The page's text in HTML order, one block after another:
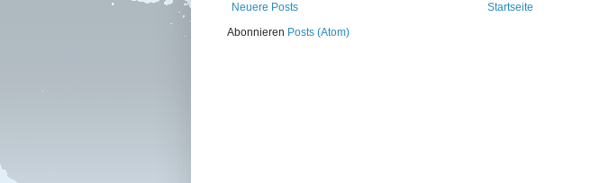
Neuere Posts
Startseite
Abonnieren Posts (Atom)